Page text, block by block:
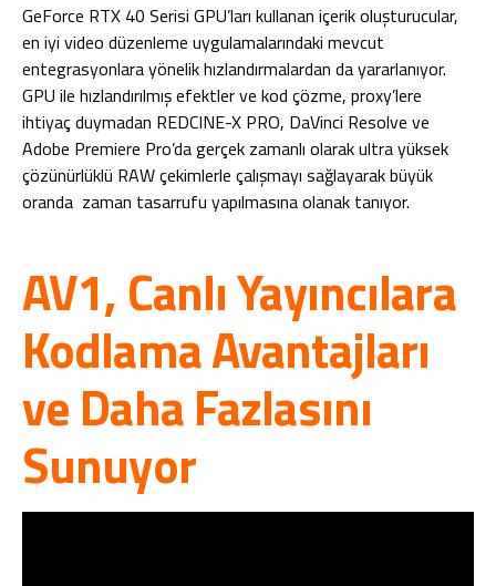
GeForce RTX 40 Serisi GPU’ları kullanan içerik oluşturucular,
en iyi video düzenleme uygulamalarındaki mevcut
entegrasyonlara yönelik hızlandırmalardan da yararlanıyor.
GPU ile hızlandırılmış efektler ve kod çözme, proxy’lere
ihtiyaç duymadan REDCINE-X PRO, DaVinci Resolve ve
Adobe Premiere Pro’da gerçek zamanlı olarak ultra yüksek
çözünürlüklü RAW çekimlerle çalışmayı sağlayarak büyük
oranda zaman tasarrufu yapılmasına olanak tanıyor.
AV1, Canlı Yayıncılara
Kodlama Avantajları
ve Daha Fazlasını
Sunuyor